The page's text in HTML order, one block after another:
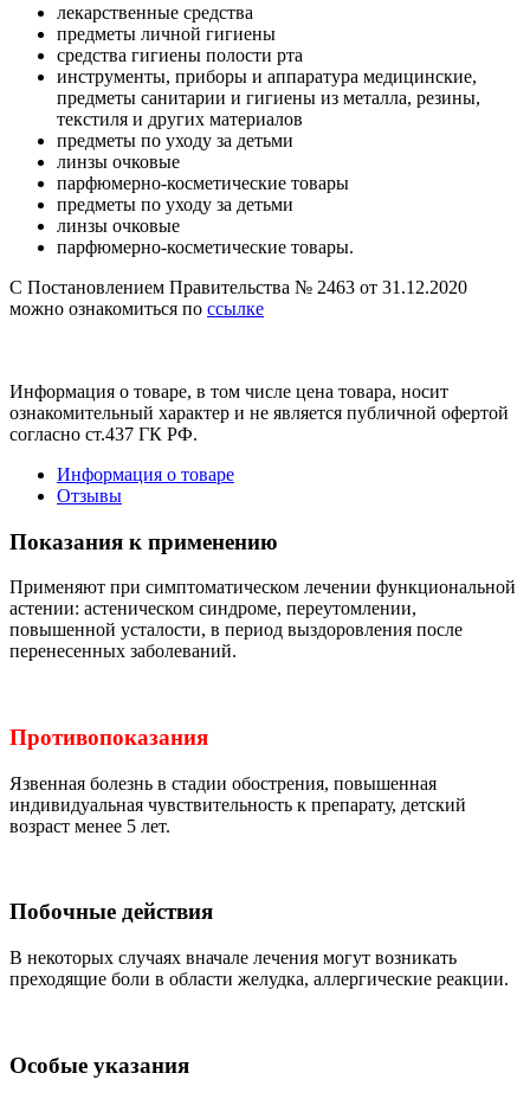
лекарственные средства
предметы личной гигиены
средства гигиены полости рта
инструменты, приборы и аппаратура медицинские,
предметы санитарии и гигиены из металла, резины,
текстиля и других материалов
предметы по уходу за детьми
линзы очковые
парфюмерно-косметические товары
предметы по уходу за детьми
линзы очковые
парфюмерно-косметические товары.
С Постановлением Правительства № 2463 от 31.12.2020
можно ознакомиться по ссылке
Информация о товаре, в том числе цена товара, носит
ознакомительный характер и не является публичной офертой
согласно ст.437 ГК РФ.
Информация о товаре
Отзывы
Показания к применению
Применяют при симптоматическом лечении функциональной
астении: астеническом синдроме, переутомлении,
повышенной усталости, в период выздоровления после
перенесенных заболеваний.
Противопоказания
Язвенная болезнь в стадии обострения, повышенная
индивидуальная чувствительность к препарату, детский
возраст менее 5 лет.
Побочные действия
В некоторых случаях вначале лечения могут возникать
преходящие боли в области желудка, аллергические реакции.
Особые указания